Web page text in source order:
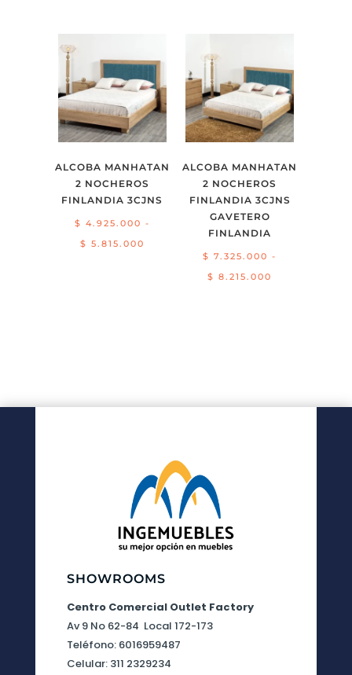
$ 3.914.000
$ 5.628.000
hasta
$ 6.300.000
ALCOBA MANHATAN
2 NOCHEROS
FINLANDIA 3CJNS
$ 4.925.000 -
$ 5.815.000
ALCOBA MANHATAN
2 NOCHEROS
FINLANDIA 3CJNS
GAVETERO
FINLANDIA
$ 7.325.000 -
$ 8.215.000
SHOWROOMS
Centro Comercial Outlet Factory
Av 9 No 62-84 Local 172-173
Teléfono: 6016959487
Celular: 311 2329234